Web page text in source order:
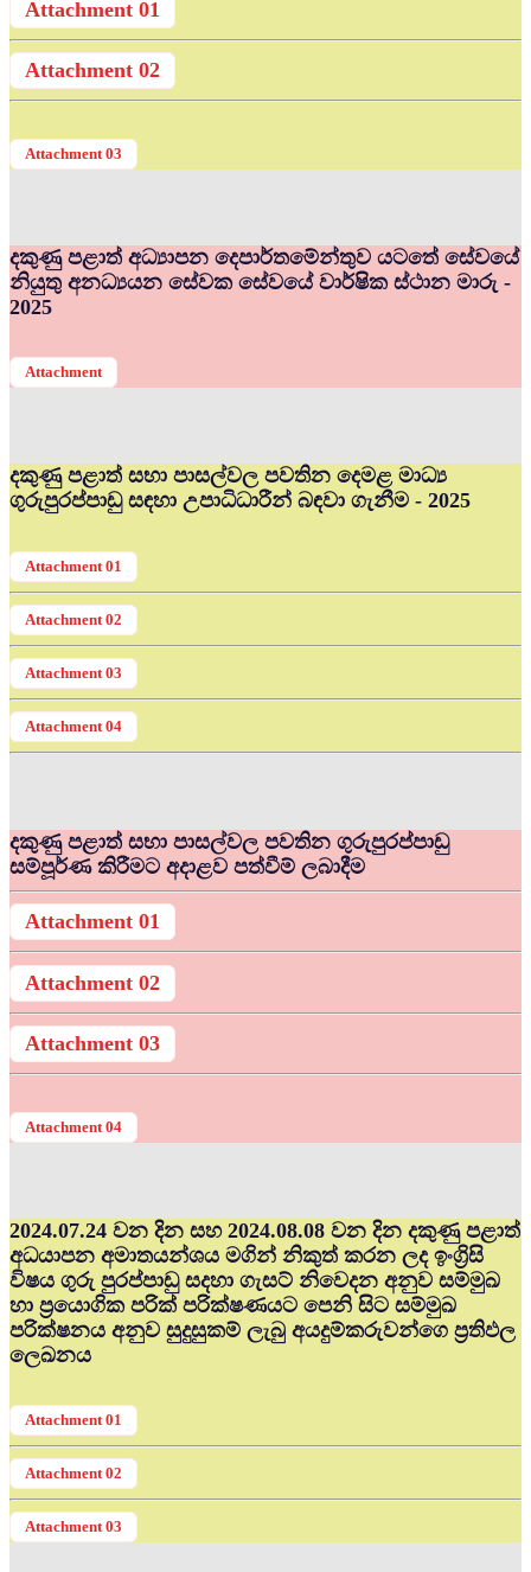
Attachment 01
Attachment 02
Attachment 03
දකුණු පළාත් අධ්‍යාපන දෙපාර්තමේන්තුව යටතේ සේවයේ
නියුතු අනධ්‍යයන සේවක සේවයේ වාර්ෂික ස්ථාන මාරු -
2025
Attachment
දකුණු පළාත් සභා පාසල්වල පවතින දෙමළ මාධ්‍ය
ගුරුපුරප්පාඩු සඳහා උපාධිධාරීන් බඳවා ගැනීම - 2025
Attachment 01
Attachment 02
Attachment 03
Attachment 04
දකුණු පළාත් සභා පාසල්වල පවතින ගුරුපුරප්පාඩු
සම්පූර්ණ කිරීමට අදාළව පත්වීම් ලබාදීම
Attachment 01
Attachment 02
Attachment 03
Attachment 04
2024.07.24 වන දින සහ 2024.08.08 වන දින දකුණු පළාත්
අධ‍යාපන අමාතයන්ශය මගින් නිකුත් කරන ලද ඉංග්‍රිසි
විෂය ගුරු පුරප්පාඩු සදහා ගැසට් නිවෙදන අනුව සම්මුඛ
හා ප්‍රයොගික පරික් පරික්ෂණයට පෙනි සිට සම්මුඛ
පරික්ෂනය අනුව සුදුසුකම් ලැබු අයදුම්කරුවන්ගෙ ප්‍රතිඵල
ලෙඛනය
Attachment 01
Attachment 02
Attachment 03